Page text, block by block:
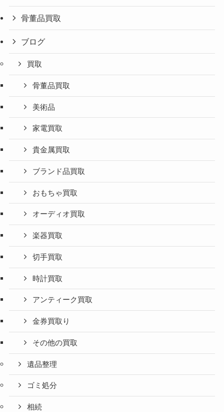
骨董品買取
ブログ
買取
骨董品買取
美術品
家電買取
貴金属買取
ブランド品買取
おもちゃ買取
オーディオ買取
楽器買取
切手買取
時計買取
アンティーク買取
金券買取り
その他の買取
遺品整理
ゴミ処分
相続